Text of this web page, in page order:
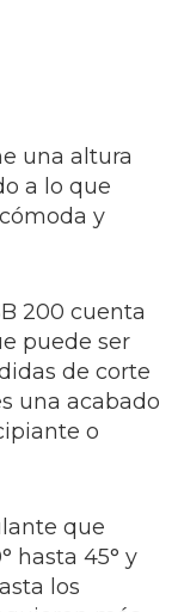
una altura
a lo que
y
200 cuenta
puede ser
de corte
una acabado
o
que
hasta 45° y
los